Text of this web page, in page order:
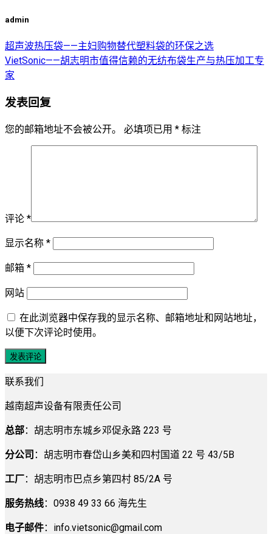
admin
超声波热压袋——主妇购物替代塑料袋的环保之选
VietSonic——胡志明市值得信赖的无纺布袋生产与热压加工专
家
发表回复
您的邮箱地址不会被公开。 必填项已用 * 标注
评论 *
显示名称 *
邮箱 *
网站
在此浏览器中保存我的显示名称、邮箱地址和网站地址，
以便下次评论时使用。
联系我们
越南超声设备有限责任公司
总部：胡志明市东城乡邓促永路 223 号
分公司 ：胡志明市春岱山乡美和四村国道 22 号 43/5B
工厂：胡志明市巴点乡第四村 85/2A 号
服务热线：0938 49 33 66 海先生
电子邮件： info.vietsonic@gmail.com